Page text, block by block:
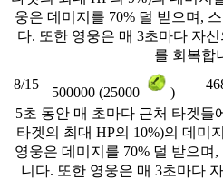
웅은 데미지를 70% 덜 받으며,
다. 또한 영웅은 매 3초마다 자
를 회복합
8/15
500000 (25000 )
5초 동안 매 초마다 근처 타겟들
타겟의 최대 HP의 10%)의 데미
영웅은 데미지를 70% 덜 받으며
니다. 또한 영웅은 매 3초마다